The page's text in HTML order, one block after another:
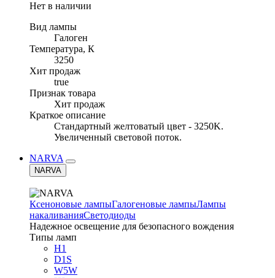
Нет в наличии
Вид лампы
Галоген
Температура, К
3250
Хит продаж
true
Признак товара
Хит продаж
Краткое описание
Стандартный желтоватый цвет - 3250K.
Увеличенный световой поток.
NARVA
NARVA
Ксеноновые лампыГалогеновые лампыЛампы
накаливанияСветодиоды
Надежное освещение для безопасного вождения
Типы ламп
H1
D1S
W5W